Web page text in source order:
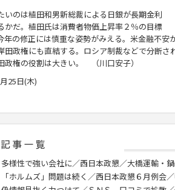
のは植田和男新総裁による日銀が長期金利
かだ。植田氏は消費者物価上昇率２％の目標
年の修正には慎重な姿勢がみえる。米金融不
田政権にも直結する。ロシア制裁などで分断
政権の役割は大きい。 （川口安子）
25日(木)
様性で強い会社に／西日本政懇／大橋運輸・
ホルムズ」問題は続く／西日本政懇６月例会